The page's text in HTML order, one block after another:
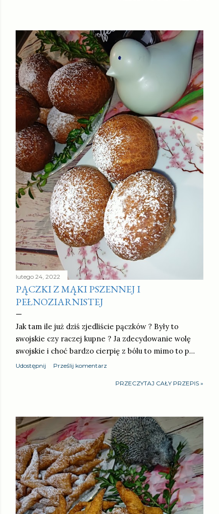
lutego 24, 2022
PĄCZKI Z MĄKI PSZENNEJ I
PEŁNOZIARNISTEJ
Jak tam ile już dziś zjedliście pączków ? Były to
swojskie czy raczej kupne ? Ja zdecydowanie wolę
swojskie i choć bardzo cierpię z bólu to mimo to p…
Udostępnij Prześlij komentarz
PRZECZYTAJ CAŁY PRZEPIS »